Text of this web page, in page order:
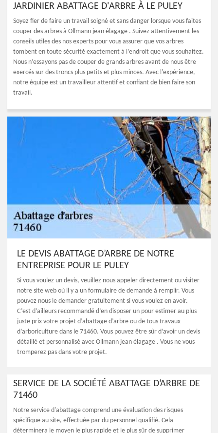
JARDINIER ABATTAGE D'ARBRE À LE PULEY
Soyez fier de faire un travail soigné et sans danger lorsque vous faites
couper des arbres à Ollmann jean élagage . Suivez attentivement les
conseils utiles des nos experts pour vous assurer que vos arbres
tombent en toute sécurité exactement à l’endroit que vous souhaitez.
Nous n’essayons pas de couper de grands arbres avant de nous être
exercés sur des troncs plus petits et plus minces. Avec l'expérience,
notre équipe est un travailleur attentif et confiant de bien faire son
travail.
LE DEVIS ABATTAGE D’ARBRE DE NOTRE
ENTREPRISE POUR LE PULEY
Si vous voulez un devis, veuillez nous appeler directement ou visiter
notre site web où il y a un formulaire de demande à remplir. Vous
pouvez nous le demander gratuitement si vous voulez en avoir.
C’est d’ailleurs recommandé d’en disposer un pour estimer au plus
juste prix votre projet d’abattage d’arbre ou de tous travaux
d’arboriculture dans le 71460. Vous pouvez être sûr d’avoir un devis
détaillé et personnalisé avec Ollmann jean élagage . Vous ne vous
tromperez pas dans votre projet.
SERVICE DE LA SOCIÉTÉ ABATTAGE D’ARBRE DE
71460
Notre service d'abattage comprend une évaluation des risques
spécifique au site, effectuée par du personnel qualifié. Cela
déterminera le moyen le plus rapide et le plus sûr de supprimer